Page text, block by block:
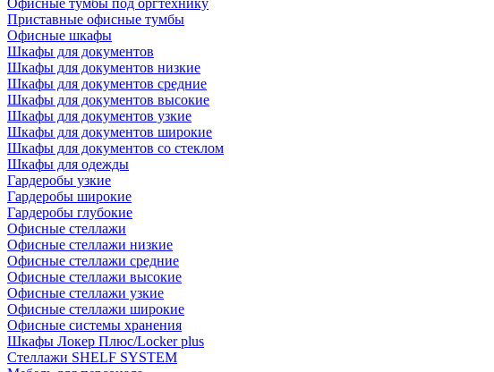
Офисные тумбы под оргтехнику
Приставные офисные тумбы
Офисные шкафы
Шкафы для документов
Шкафы для документов низкие
Шкафы для документов средние
Шкафы для документов высокие
Шкафы для документов узкие
Шкафы для документов широкие
Шкафы для документов со стеклом
Шкафы для одежды
Гардеробы узкие
Гардеробы широкие
Гардеробы глубокие
Офисные стеллажи
Офисные стеллажи низкие
Офисные стеллажи средние
Офисные стеллажи высокие
Офисные стеллажи узкие
Офисные стеллажи широкие
Офисные системы хранения
Шкафы Локер Плюс/Locker plus
Стеллажи SHELF SYSTEM